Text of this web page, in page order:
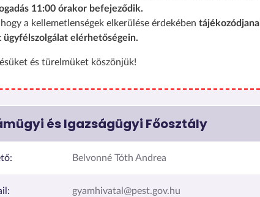
11:00 órakor befejeződik.
a kellemetlenségek elkerülése érdekében
elérhetőségein.
és türelmüket köszönjük!
és Igazságügyi Főosztály
Belvonné Tóth Andrea
gyamhivatal@pest.gov.hu